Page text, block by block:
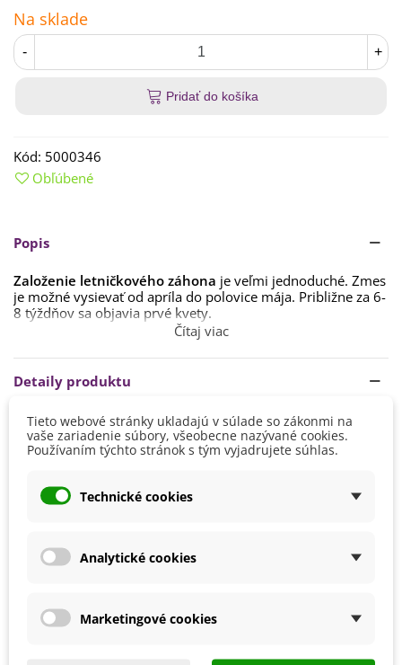
Na sklade
- +
Pridať do košíka
Kód: 5000346
Obľúbené
Popis
Založenie letničkového záhona je veľmi jednoduché. Zmes
je možné vysievať od apríla do polovice mája. Približne za 6-
8 týždňov sa objavia prvé kvety.
odburinte a vyhnojte minerálnym
hnojivom(cca 20 g/m²). Na takto pripravenú plochu už
môžete začať vysievať.
porast, môžete zvýšiť výsev až na 5 g/m². Vysiatu zmes je
nutné zasekať hrabľami, uvalcovať a je možné ju ihneď zaliať.
pretože po zapojení porastu sa už buriny nemajú šancu
presadiť. Lúku zalievajte až do doby, než rastliny dosiahnu
Potrebujú dostatočné teplo a zálievku
(až na výnimky).
v priebehu celého roka, teda nerovnomerne.
odstránenie pokosenej hmoty uvoľní priestor na slnku aj
Čítaj viac
Detaily produktu
Výška
20 - 40 cm
Biela
Doba Kvitnutia
September
Stanovisko
Slnečné
Tieto webové stránky ukladajú v súlade so zákonmi na
vaše zariadenie súbory, všeobecne nazývané cookies.
Používaním týchto stránok s tým vyjadrujete súhlas.
Technické cookies
Analytické cookies
Marketingové cookies